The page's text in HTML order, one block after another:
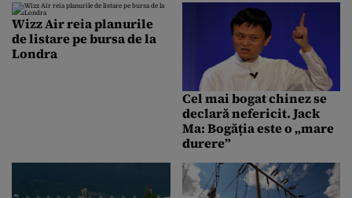
energetice
Wizz Air reia planurile
de listare pe bursa de la
Londra
Cel mai bogat chinez se
declară nefericit. Jack
Ma: Bogăția este o „mare
durere”